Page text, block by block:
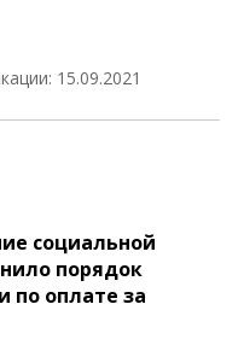
15.09.2021
социальной
порядок
по оплате за